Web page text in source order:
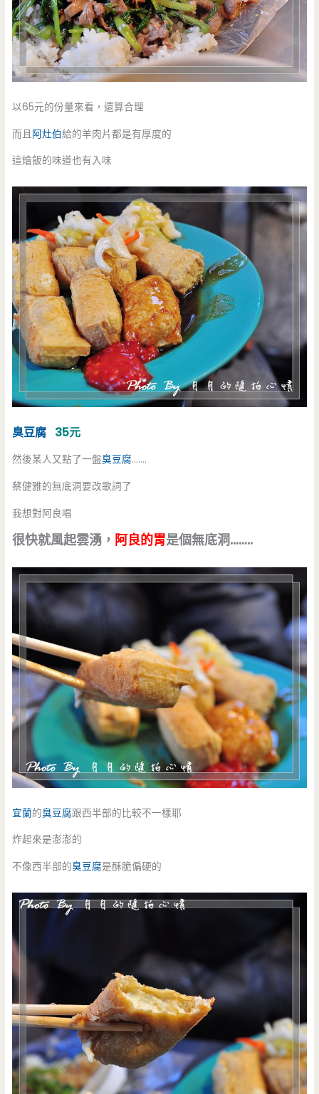
以65元的份量來看，還算合理
而且 阿灶伯給的羊肉片都是有厚度的
這燴飯的味道也有入味
臭豆腐 35元
然後某人又點了一盤臭豆腐…….
蔡健雅的無底洞要改歌詞了
我想對阿良唱
很快就風起雲湧， 阿良的胃是個無底洞……..
宜蘭的臭豆腐跟西半部的比較不一樣耶
炸起來是澎澎的
不像西半部的臭豆腐是酥脆偏硬的